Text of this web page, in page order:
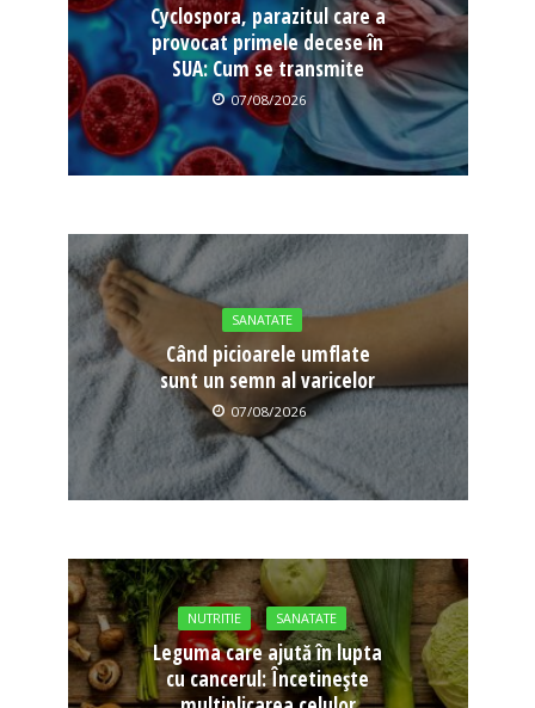
Cyclospora, parazitul care a
provocat primele decese în
SUA: Cum se transmite
07/08/2026
SANATATE
Când picioarele umflate
sunt un semn al varicelor
07/08/2026
NUTRITIE SANATATE
Leguma care ajută în lupta
cu cancerul: Încetinește